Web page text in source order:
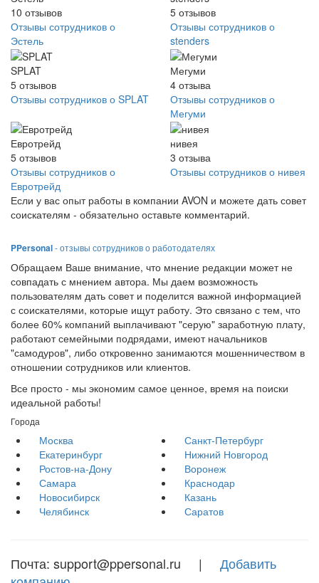
10 отзывов
Отзывы сотрудников о
Эстель
5 отзывов
Отзывы сотрудников о
stenders
SPLAT
5 отзывов
Отзывы сотрудников о SPLAT
Мегуми
4 отзыва
Отзывы сотрудников о
Мегуми
Евротрейд
5 отзывов
Отзывы сотрудников о
Евротрейд
нивея
3 отзыва
Отзывы сотрудников о нивея
Если у вас опыт работы в компании AVON и можете дать совет
соискателям - обязательно оставьте комментарий.
PPersonal- отзывы сотрудников о работодателях
Обращаем Ваше внимание, что мнение редакции может не
совпадать с мнением автора. Мы даем возможность
пользователям дать совет и поделится важной информацией
с соискателями, которые ищут работу. Это связано с тем, что
более 60% компаний выплачивают "серую" заработную плату,
работают семейными подрядами, имеют начальников
"самодуров", либо откровенно занимаются мошенничеством в
отношении сотрудников или клиентов.
Все просто - мы экономим самое ценное, время на поиски
идеальной работы!
Города
Москва
Санкт-Петербург
Екатеринбург
Нижний Новгород
Ростов-на-Дону
Воронеж
Самара
Краснодар
Новосибирск
Казань
Челябинск
Саратов
Почта: support@ppersonal.ru | Добавить